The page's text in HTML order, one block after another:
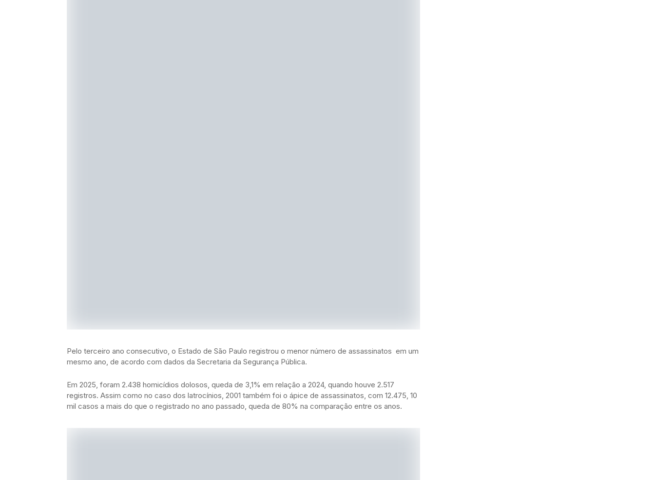
Pelo terceiro ano consecutivo, o Estado de São Paulo registrou o menor número de assassinatos em um
mesmo ano, de acordo com dados da Secretaria da Segurança Pública.
Em 2025, foram 2.438 homicídios dolosos, queda de 3,1% em relação a 2024, quando houve 2.517
registros. Assim como no caso dos latrocínios, 2001 também foi o ápice de assassinatos, com 12.475, 10
mil casos a mais do que o registrado no ano passado, queda de 80% na comparação entre os anos.